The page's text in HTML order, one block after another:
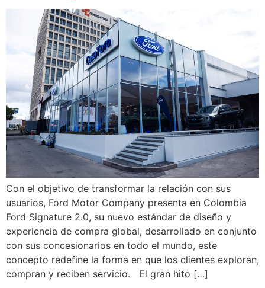
Con el objetivo de transformar la relación con sus
usuarios, Ford Motor Company presenta en Colombia
Ford Signature 2.0, su nuevo estándar de diseño y
experiencia de compra global, desarrollado en conjunto
con sus concesionarios en todo el mundo, este
concepto redefine la forma en que los clientes exploran,
compran y reciben servicio. El gran hito […]